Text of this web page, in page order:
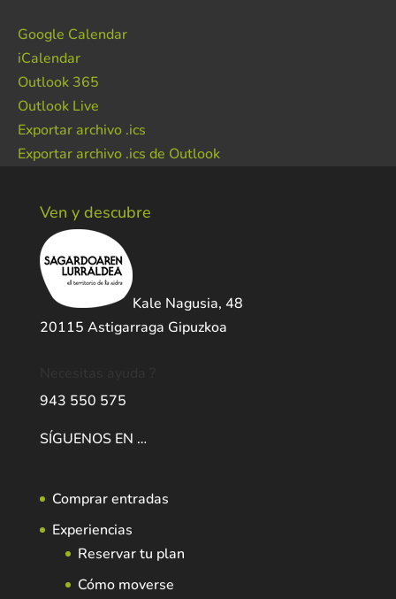
Google Calendar
iCalendar
Outlook 365
Outlook Live
Exportar archivo .ics
Exportar archivo .ics de Outlook
Ven y descubre
Kale Nagusia, 48
20115 Astigarraga Gipuzkoa
943 550 575
SÍGUENOS EN …
Comprar entradas
Experiencias
Reservar tu plan
Cómo moverse